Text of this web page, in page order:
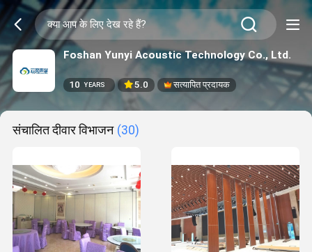
Foshan Yunyi Acoustic Technology Co., Ltd.
10 YEARS 5.0 सत्यापित प्रदायक
संचालित दीवार विभाजन (30)